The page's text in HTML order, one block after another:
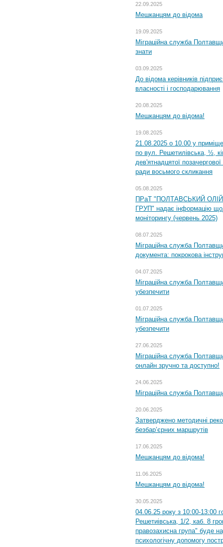
22.09.2025
Мешканцям до відома
19.09.2025
Міграційна служба
знати
03.09.2025
До відома керівників
власності і господарювання
20.08.2025
Мешканцям до відома!
19.08.2025
21.08.2025 о 10.00 у
по вул. Решетилівська, ½,
дев'ятнадцятої
ради восьмого скликання
05.08.2025
ПРаТ "ПОЛТАВСЬКИЙ
ГРУП" надає інформацію
моніторингу (червень 2025)
08.07.2025
Міграційна служба
документа: покрокова
04.07.2025
Міграційна служба
убезпечити
01.07.2025
Міграційна служба
убезпечити
27.06.2025
Міграційна служба
онлайн зручно та доступно!
24.06.2025
Міграційна служба
20.06.2025
Затверджено методичні
безбар’єрних маршрутів
17.06.2025
Мешканцям до відома!
11.06.2025
Мешканцям до відома!
30.05.2025
04.06.25 року з 10:00-13:00
Решетиівська, 1/2, каб. 8
правозахисна група" буде
психологічну допомогу